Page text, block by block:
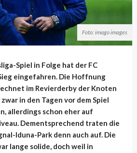
Foto: imago images
Spiel in Folge hat der FC
eingefahren. Die Hoffnung
im Revierderby der Knoten
in den Tagen vor dem Spiel
allerdings schon eher auf
Dementsprechend traten die
Iduna-Park denn auch auf. Die
lange solide, doch weil in